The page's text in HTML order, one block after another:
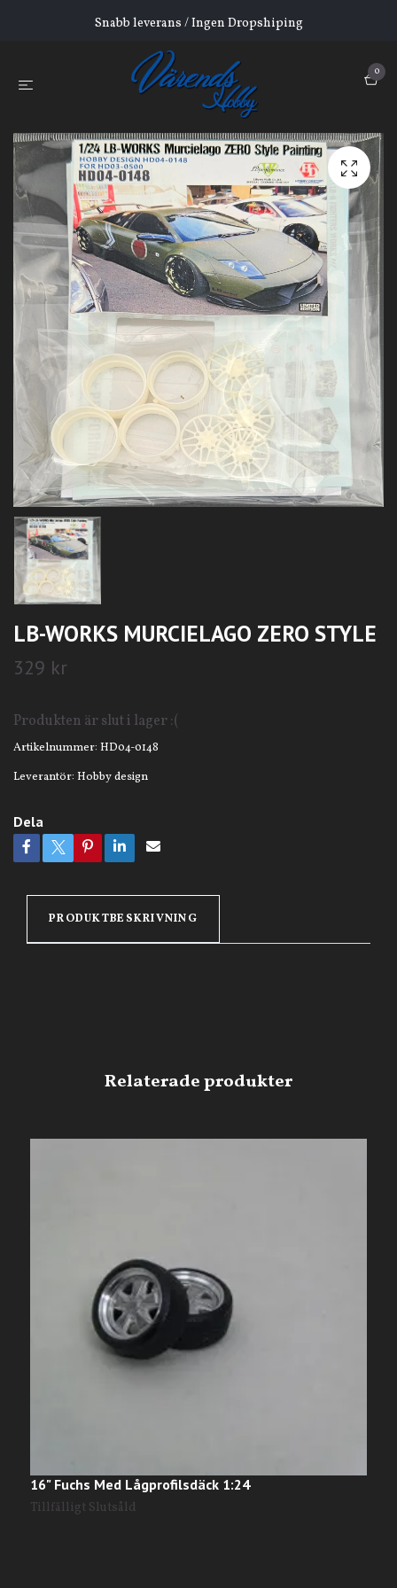
Snabb leverans / Ingen Dropshiping
0
LB-WORKS MURCIELAGO ZERO STYLE
329 kr
Produkten är slut i lager :(
Artikelnummer: HD04-0148
Leverantör: Hobby design
Dela
PRODUKTBESKRIVNING
16" Fuchs Med Lågprofilsdäck 1:24
Tillfälligt Slutsåld